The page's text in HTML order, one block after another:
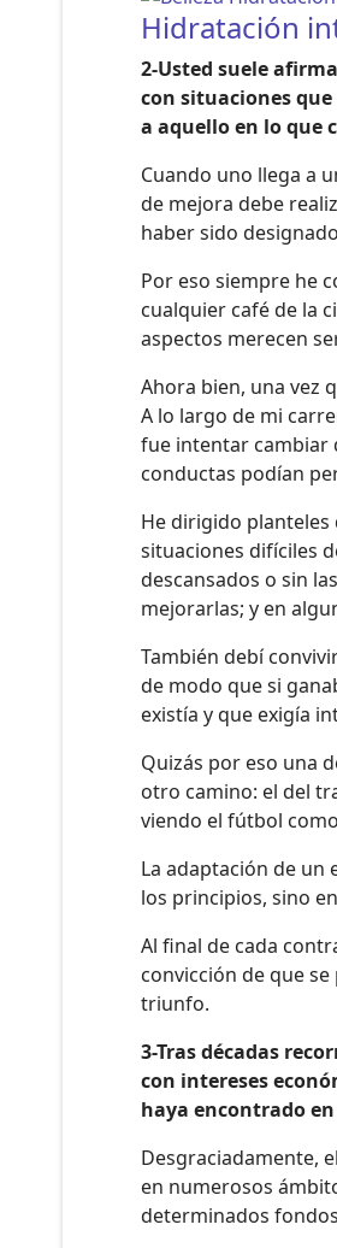
Hidratación
2-Usted suele
con situaciones
a aquello en lo que
Cuando uno llega a
de mejora debe
haber sido
Por eso siempre he
cualquier café de la
aspectos merecen
Ahora bien, una vez
A lo largo de mi
fue intentar cambiar
conductas podían
He dirigido planteles
situaciones difíciles
descansados o sin
mejorarlas; y en
También debí
de modo que si
existía y que exigía
Quizás por eso una
otro camino: el del
viendo el fútbol
La adaptación de un
los principios, sino
Al final de cada
convicción de que
triunfo.
3-Tras décadas
con intereses
haya encontrado
Desgraciadamente,
en numerosos
determinados